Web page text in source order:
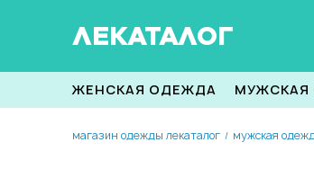
ЛЕКАТАЛОГ
ЖЕНСКАЯ ОДЕЖДА
магазин одежды лекаталог / мужская